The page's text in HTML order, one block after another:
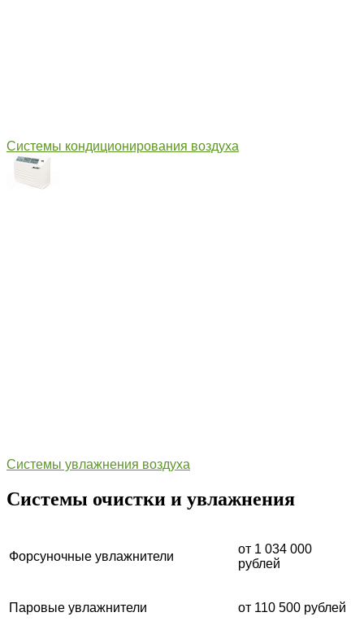
Системы кондиционирования воздуха
Системы увлажнения воздуха
Системы очистки и увлажнения
Форсуночные увлажнители
от 1 034 000
рублей
Паровые увлажнители от 110 500 рублей